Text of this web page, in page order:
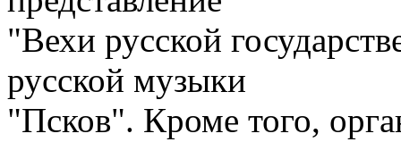
"Вехи русской
русской музыки
"Псков". Кроме того,